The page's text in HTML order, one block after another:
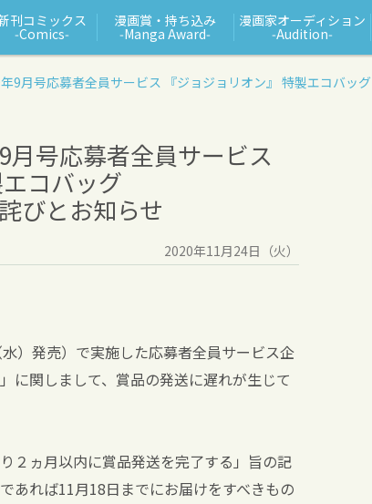
刊コミックス
‑Comics‑
漫画賞・持ち込み
‑Manga Award‑
漫画家オーディション
‑Audition‑
9月号応募者全員サービス 『ジョジョリオン』 特製エコバッグ
月号応募者全員サービス
コバッグ
びとお知らせ
2020年11月24日（火）
）発売）で実施した応募者全員サービス企
に関しまして、賞品の発送に遅れが生じて
２ヵ月以内に賞品発送を完了する」旨の記
あれば11月18日までにお届けをすべきもの